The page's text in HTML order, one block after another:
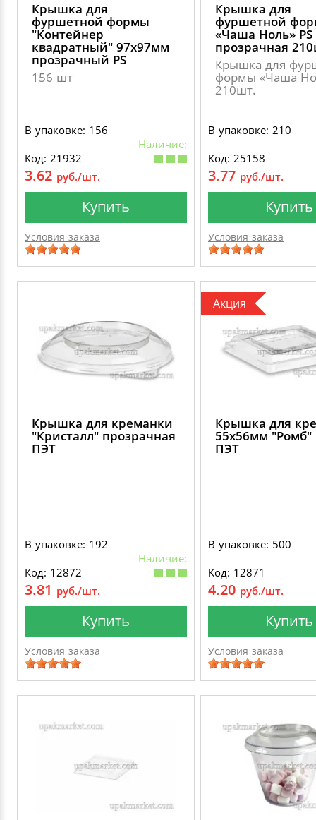
Крышка для
фуршетной формы
"Контейнер
квадратный" 97х97мм
прозрачный PS
156 шт
В упаковке: 156
Наличие:
Код: 21932
3.62 руб./шт.
Купить
Условия заказа
Крышка для
фуршетной
«Чаша Ноль» PS
прозрачная
Крышка для
формы «Чаша
210шт.
В упаковке: 210
Код: 25158
3.77 руб./шт.
Купить
Условия заказа
Крышка для креманки
"Кристалл" прозрачная
ПЭТ
В упаковке: 192
Наличие:
Код: 12872
3.81 руб./шт.
Купить
Условия заказа
Акция
Крышка для
55х56мм "Ромб"
ПЭТ
В упаковке: 500
Код: 12871
4.20 руб./шт.
Купить
Условия заказа